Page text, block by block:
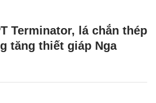
Terminator, lá chắn thép
tăng thiết giáp Nga